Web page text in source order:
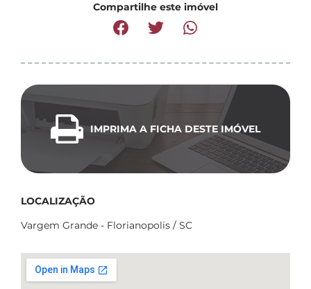
Compartilhe este imóvel
IMPRIMA A FICHA DESTE IMÓVEL
LOCALIZAÇÃO
Vargem Grande - Florianopolis / SC